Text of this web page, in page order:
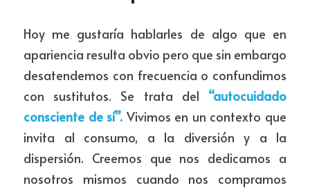
Hoy me gustaría hablarles de algo que en
apariencia resulta obvio pero que sin embargo
desatendemos con frecuencia o confundimos
con sustitutos. Se trata del “autocuidado
consciente de sí”. Vivimos en un contexto que
invita al consumo, a la diversión y a la
dispersión. Creemos que nos dedicamos a
nosotros mismos cuando nos compramos